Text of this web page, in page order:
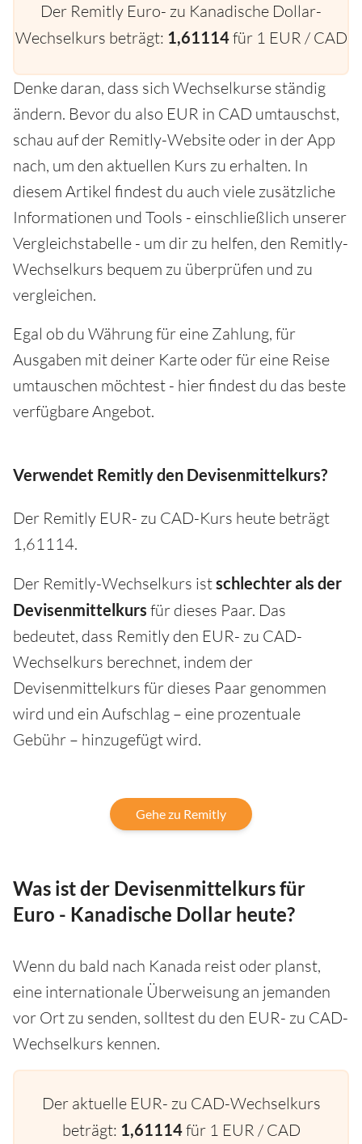
Der Remitly Euro- zu Kanadische Dollar-
Wechselkurs beträgt: 1,61114für 1 EUR / CAD
Denke daran, dass sich Wechselkurse ständig
ändern. Bevor du also EUR in CAD umtauschst,
schau auf der Remitly-Website oder in der App
nach, um den aktuellen Kurs zu erhalten. In
diesem Artikel findest du auch viele zusätzliche
Informationen und Tools - einschließlich unserer
Vergleichstabelle - um dir zu helfen, den Remitly-
Wechselkurs bequem zu überprüfen und zu
vergleichen.
Egal ob du Währung für eine Zahlung, für
Ausgaben mit deiner Karte oder für eine Reise
umtauschen möchtest - hier findest du das beste
verfügbare Angebot.
Verwendet Remitly den Devisenmittelkurs?
Der Remitly EUR- zu CAD-Kurs heute beträgt
1,61114.
Der Remitly-Wechselkurs istschlechter als der
Devisenmittelkurs für dieses Paar. Das
bedeutet, dass Remitly den EUR- zu CAD-
Wechselkurs berechnet, indem der
Devisenmittelkurs für dieses Paar genommen
wird und ein Aufschlag – eine prozentuale
Gebühr – hinzugefügt wird.
Gehe zu Remitly
Was ist der Devisenmittelkurs für
Euro - Kanadische Dollar heute?
Wenn du bald nach Kanada reist oder planst,
eine internationale Überweisung an jemanden
vor Ort zu senden, solltest du den EUR- zu CAD-
Wechselkurs kennen.
Der aktuelle EUR- zu CAD-Wechselkurs
beträgt: 1,61114für 1 EUR / CAD